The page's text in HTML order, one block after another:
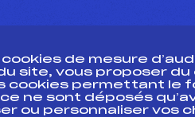
Pass’Neige
de mesure
site, vous proposer
cookies permettant le
ne sont déposés
ou personnaliser vos